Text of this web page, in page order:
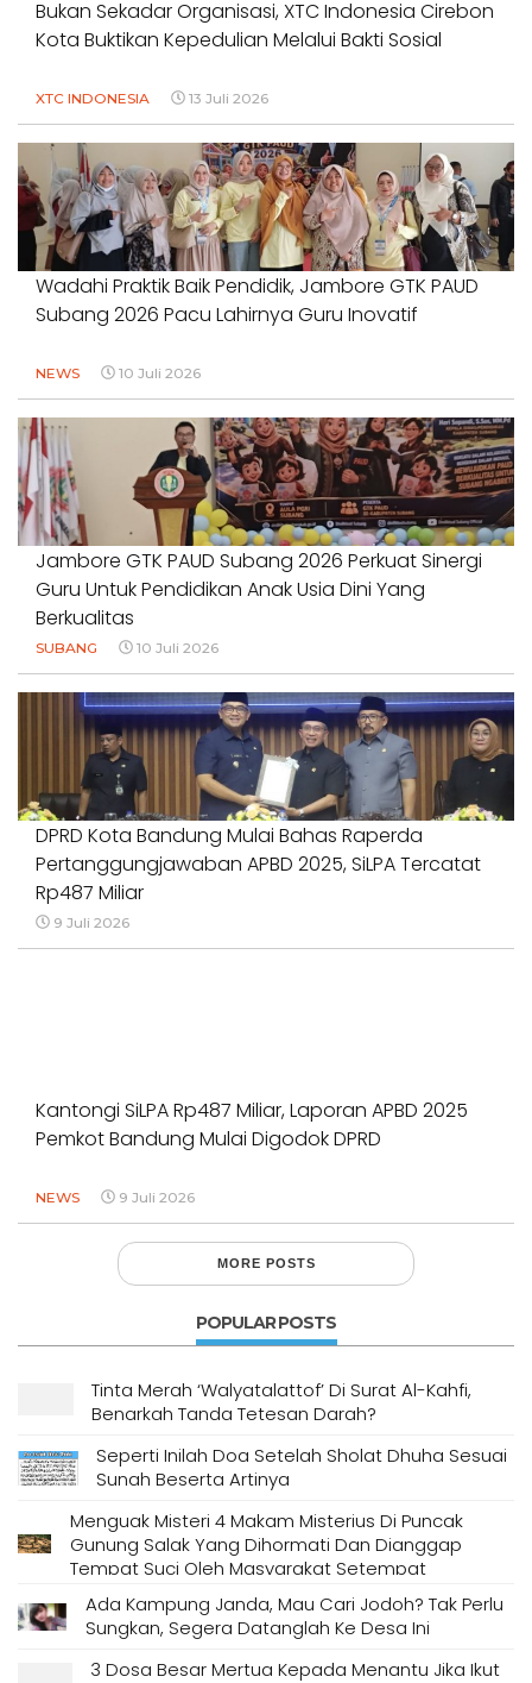
Bukan Sekadar Organisasi, XTC Indonesia Cirebon
Kota Buktikan Kepedulian Melalui Bakti Sosial
XTC INDONESIA 13 Juli 2026
Wadahi Praktik Baik Pendidik, Jambore GTK PAUD
Subang 2026 Pacu Lahirnya Guru Inovatif
NEWS 10 Juli 2026
Jambore GTK PAUD Subang 2026 Perkuat Sinergi
Guru Untuk Pendidikan Anak Usia Dini Yang
Berkualitas
SUBANG 10 Juli 2026
DPRD Kota Bandung Mulai Bahas Raperda
Pertanggungjawaban APBD 2025, SiLPA Tercatat
Rp487 Miliar
9 Juli 2026
Kantongi SiLPA Rp487 Miliar, Laporan APBD 2025
Pemkot Bandung Mulai Digodok DPRD
NEWS 9 Juli 2026
MORE POSTS
POPULAR POSTS
Tinta Merah ‘Walyatalattof’ Di Surat Al-Kahfi,
Benarkah Tanda Tetesan Darah?
Seperti Inilah Doa Setelah Sholat Dhuha Sesuai
Sunah Beserta Artinya
Menguak Misteri 4 Makam Misterius Di Puncak
Gunung Salak Yang Dihormati Dan Dianggap
Tempat Suci Oleh Masyarakat Setempat
Ada Kampung Janda, Mau Cari Jodoh? Tak Perlu
Sungkan, Segera Datanglah Ke Desa Ini
3 Dosa Besar Mertua Kepada Menantu Jika Ikut